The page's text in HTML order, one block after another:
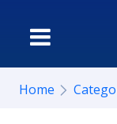
Home